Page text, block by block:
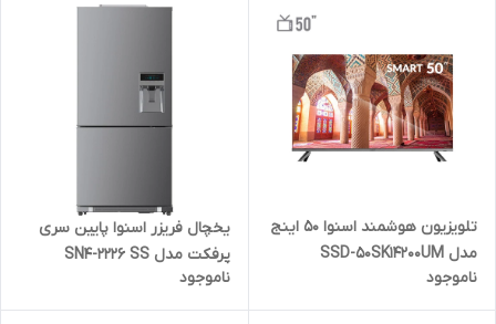
تلویزیون هوشمند اسنوا 50 اینج
مدل SSD-50SK14200UM
ناموجود
یخچال فریزر اسنوا پایین سری
پرفکت مدل SN4-2226 SS
ناموجود